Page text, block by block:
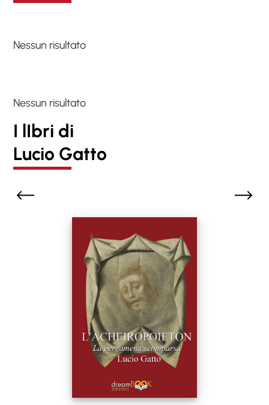
Nessun risultato
Nessun risultato
I lIbri di
Lucio Gatto